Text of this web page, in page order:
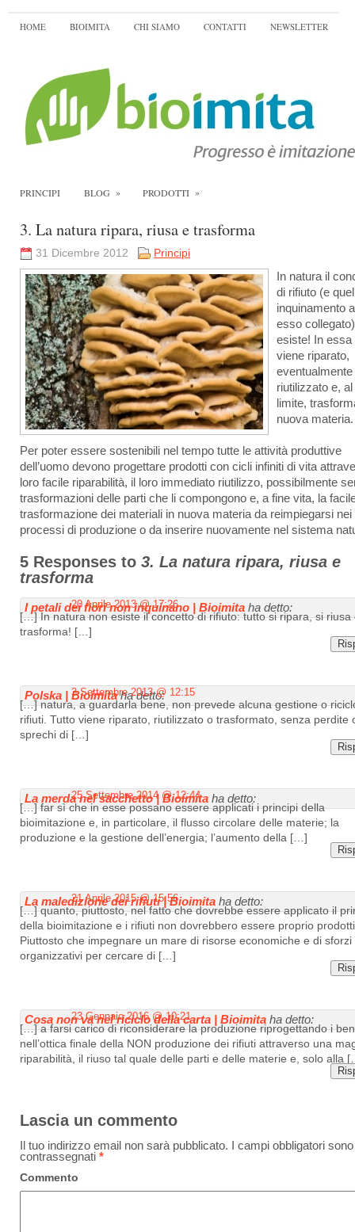
HOME BIOIMITA CHI SIAMO CONTATTI NEWSLETTER
PRINCIPI BLOG » PRODOTTI »
3. La natura ripara, riusa e trasforma
31 Dicembre 2012 Principi
In natura il
di rifiuto (e
inquinamento
esso
esiste! In essa
viene riparato,
eventualmente
riutilizzato e, al
limite,
nuova materia.
Per poter essere sostenibili nel tempo tutte le attività produttive
dell’uomo devono progettare prodotti con cicli infiniti di vita
loro facile riparabilità, il loro immediato riutilizzo, possibilmente
trasformazioni delle parti che li compongono e, a fine vita, la
trasformazione dei materiali in nuova materia da reimpiegarsi nei
processi di produzione o da inserire nuovamente nel sistema
5 Responses to 3. La natura ripara, riusa e
trasforma
I petali dei fiori non inquinano | Bioimita ha detto:
20 Aprile 2013 @ 17:26
[…] In natura non esiste il concetto di rifiuto: tutto si ripara, si riusa
trasforma! […]
Polska | Bioimita ha detto:
3 Settembre 2013 @ 12:15
[…] natura, a guardarla bene, non prevede alcuna gestione o
rifiuti. Tutto viene riparato, riutilizzato o trasformato, senza perdite
sprechi di […]
La merda nel sacchetto | Bioimita ha detto:
25 Settembre 2014 @ 12:44
[…] far sì che in esse possano essere applicati i principi della
bioimitazione e, in particolare, il flusso circolare delle materie; la
produzione e la gestione dell’energia; l’aumento della […]
La maledizione dei rifiuti | Bioimita ha detto:
21 Aprile 2015 @ 15:56
[…] quanto, piuttosto, nel fatto che dovrebbe essere applicato il
della bioimitazione e i rifiuti non dovrebbero essere proprio
Piuttosto che impegnare un mare di risorse economiche e di sforzi
organizzativi per cercare di […]
Cosa non va nel riciclo della carta | Bioimita ha detto:
23 Gennaio 2016 @ 10:21
[…] a farsi carico di riconsiderare la produzione riprogettando i
nell’ottica finale della NON produzione dei rifiuti attraverso una
riparabilità, il riuso tal quale delle parti e delle materie e, solo alla
Lascia un commento
Il tuo indirizzo email non sarà pubblicato. I campi obbligatori sono
contrassegnati *
Commento